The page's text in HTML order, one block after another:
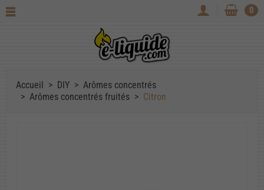
0
Accueil DIY
Arômes concentrés
Arômes concentrés fruités
Citron